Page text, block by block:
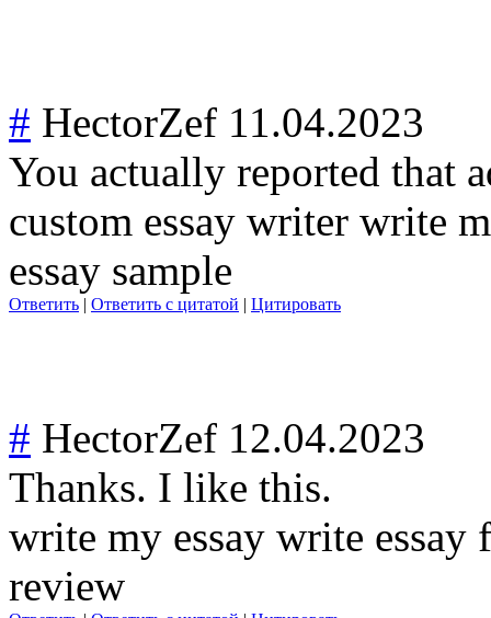
# HectorZef 11.04.2023
You actually reported that
custom essay writer write
essay sample
Ответить | Ответить с цитатой | Цитировать
# HectorZef 12.04.2023
Thanks. I like this.
write my essay write essay
review